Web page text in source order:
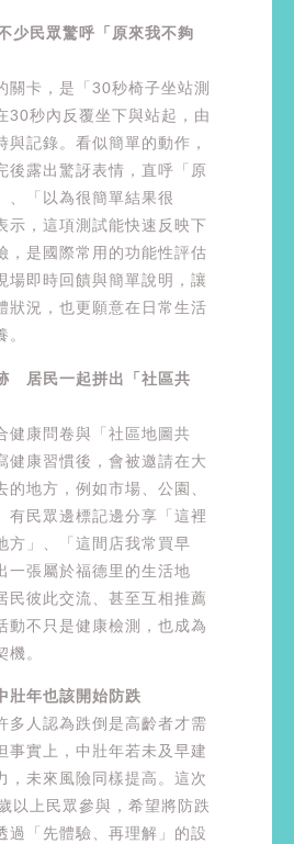
民眾驚呼「原來我不夠
關卡，是「30秒椅子坐站測
30秒內反覆坐下與站起，由
與記錄。看似簡單的動作，
後露出驚訝表情，直呼「原
、「以為很簡單結果很
示，這項測試能快速反映下
，是國際常用的功能性評估
場即時回饋與簡單說明，讓
狀況，也更願意在日常生活
居民一起拼出「社區共
健康問卷與「社區地圖共
健康習慣後，會被邀請在大
的地方，例如市場、公園、
有民眾邊標記邊分享「這裡
方」、「這間店我常買早
一張屬於福德里的生活地
民彼此交流、甚至互相推薦
動不只是健康檢測，也成為
。
年也該開始防跌
多人認為跌倒是高齡者才需
事實上，中壯年若未及早建
，未來風險同樣提高。這次
以上民眾參與，希望將防跌
過「先體驗、再理解」的設